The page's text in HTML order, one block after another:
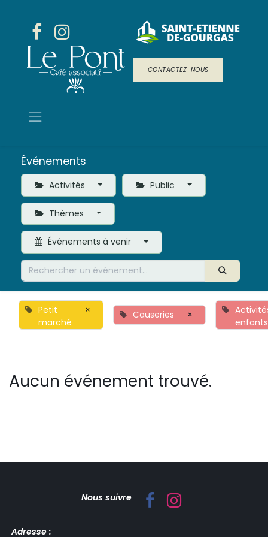
CONTACTEZ-NOUS
Événements
Activités Public
Thèmes
Événements à venir
Petit
marché
× Causeries ×
enfants
Aucun événement trouvé.
Nous suivre
Adresse :